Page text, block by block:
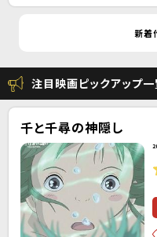
新着
注目映画ピックアップ
千と千尋の神隠し